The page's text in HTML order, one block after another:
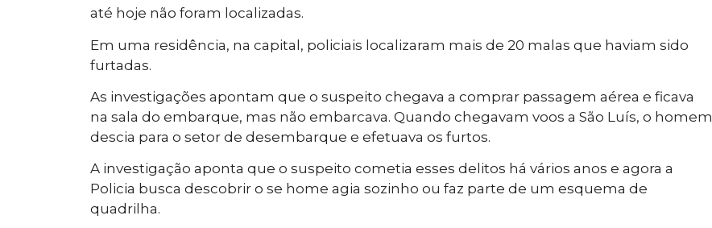
até hoje não foram localizadas.
Em uma residência, na capital, policiais localizaram mais de 20 malas que haviam sido
furtadas.
As investigações apontam que o suspeito chegava a comprar passagem aérea e ficava
na sala do embarque, mas não embarcava. Quando chegavam voos a São Luís, o homem
descia para o setor de desembarque e efetuava os furtos.
A investigação aponta que o suspeito cometia esses delitos há vários anos e agora a
Policia busca descobrir o se home agia sozinho ou faz parte de um esquema de
quadrilha.